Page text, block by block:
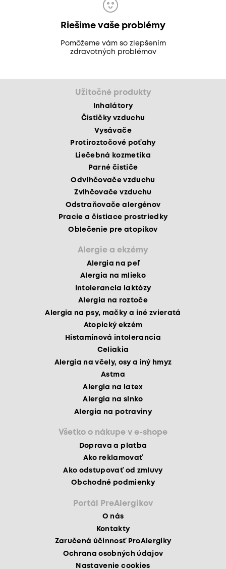
Riešime vaše problémy
Pomôžeme vám so zlepšením
zdravotných problémov
Užitočné produkty
Inhalátory
Čističky vzduchu
Vysávače
Protiroztočové poťahy
Liečebná kozmetika
Parné čističe
Odvlhčovače vzduchu
Zvlhčovače vzduchu
Odstraňovače alergénov
Pracie a čistiace prostriedky
Oblečenie pre atopikov
Alergie a ekzémy
Alergia na peľ
Alergia na mlieko
Intolerancia laktózy
Alergia na roztoče
Alergia na psy, mačky a iné zvieratá
Atopický ekzém
Histamínová intolerancia
Celiakia
Alergia na včely, osy a iný hmyz
Astma
Alergia na latex
Alergia na slnko
Alergia na potraviny
Všetko o nákupe v e-shope
Doprava a platba
Ako reklamovať
Ako odstupovať od zmluvy
Obchodné podmienky
Portál PreAlergikov
O nás
Kontakty
Zaručená účinnosť ProAlergiky
Ochrana osobných údajov
Nastavenie cookies